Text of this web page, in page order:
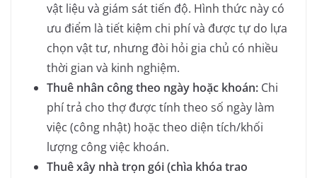
vật liệu và giám sát tiến độ. Hình thức này có
ưu điểm là tiết kiệm chi phí và được tự do lựa
chọn vật tư, nhưng đòi hỏi gia chủ có nhiều
thời gian và kinh nghiệm.
Thuê nhân công theo ngày hoặc khoán: Chi
phí trả cho thợ được tính theo số ngày làm
việc (công nhật) hoặc theo diện tích/khối
lượng công việc khoán.
Thuê xây nhà trọn gói (chìa khóa trao